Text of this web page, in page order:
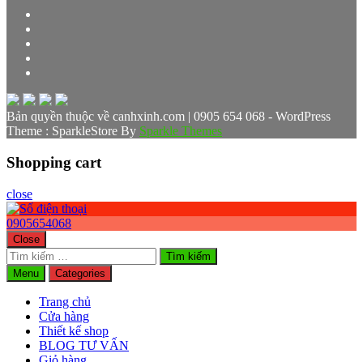
Bản quyền thuộc về canhxinh.com | 0905 654 068 - WordPress
Theme : SparkleStore By Sparkle Themes
Shopping cart
close
0905654068
Close
Tìm
kiếm
cho:
Menu Categories
Trang chủ
Cửa hàng
Thiết kế shop
BLOG TƯ VẤN